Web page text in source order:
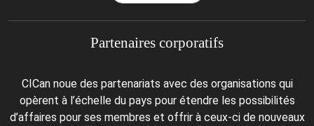
Partenaires corporatifs
CICan noue des partenariats avec des organisations qui
opèrent à l’échelle du pays pour étendre les possibilités
d’affaires pour ses membres et offrir à ceux-ci de nouveaux